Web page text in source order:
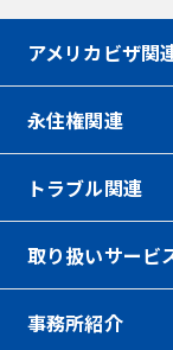
アメリカビザ関
永住権関連
トラブル関連
取り扱いサービ
事務所紹介